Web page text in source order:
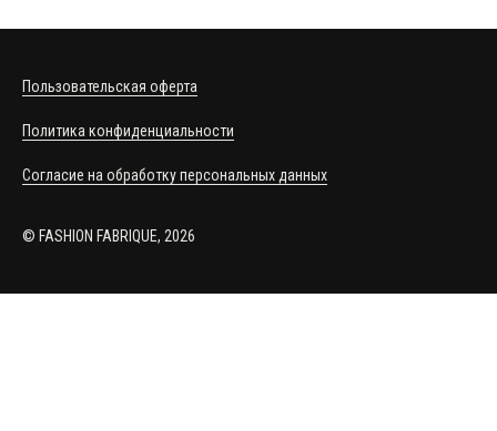
© FASHION FABRIQUE, 2026
Пользовательская оферта
Политика конфиденциальности
Согласие на обработку персональных данных